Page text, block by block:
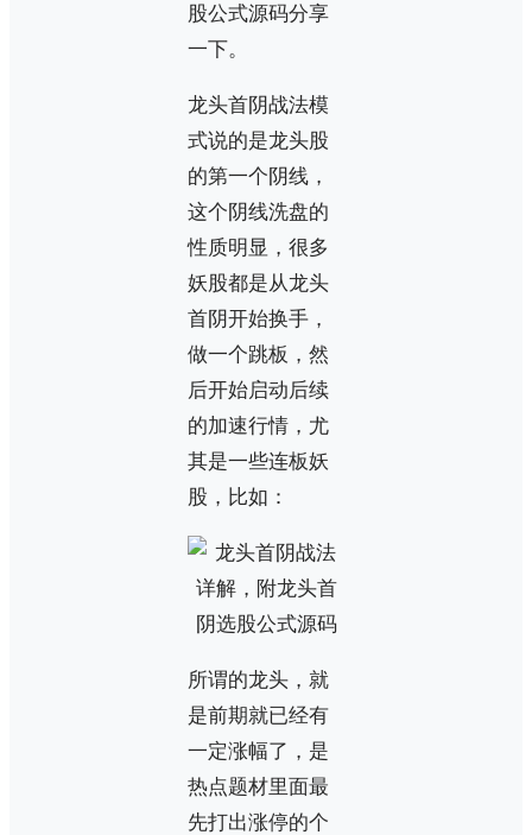
股公式源码分享
一下。
龙头首阴战法模
式说的是龙头股
的第一个阴线，
这个阴线洗盘的
性质明显，很多
妖股都是从龙头
首阴开始换手，
做一个跳板，然
后开始启动后续
的加速行情，尤
其是一些连板妖
股，比如：
所谓的龙头，就
是前期就已经有
一定涨幅了，是
热点题材里面最
先打出涨停的个